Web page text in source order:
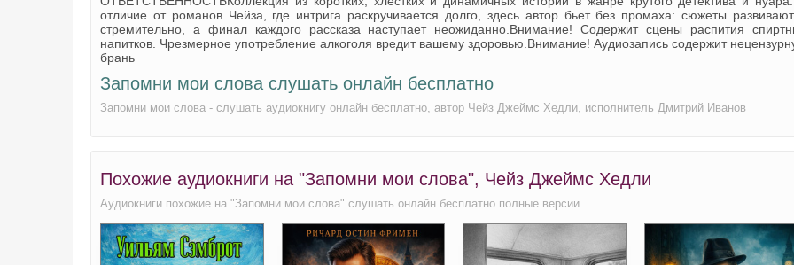
отличие от романов Чейза, где интрига раскручивается долго, здесь автор бьет без промаха: сюжеты
стремительно, а финал каждого рассказа наступает неожиданно.Внимание! Содержит сцены распития
напитков. Чрезмерное употребление алкоголя вредит вашему здоровью.Внимание! Аудиозапись содержит
брань
Запомни мои слова слушать онлайн бесплатно
Запомни мои слова - слушать аудиокнигу онлайн бесплатно, автор Чейз Джеймс Хедли, исполнитель Дмитрий Иванов
Похожие аудиокниги на "Запомни мои слова", Чейз Джеймс Хедли
Аудиокниги похожие на "Запомни мои слова" слушать онлайн бесплатно полные версии.